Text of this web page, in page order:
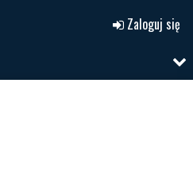
Zaloguj się